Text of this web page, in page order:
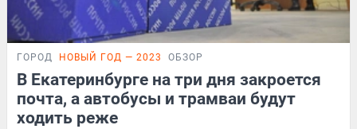
ГОРОД НОВЫЙ ГОД — 2023 ОБЗОР
В Екатеринбурге на три дня закроется
почта, а автобусы и трамваи будут
ходить реже